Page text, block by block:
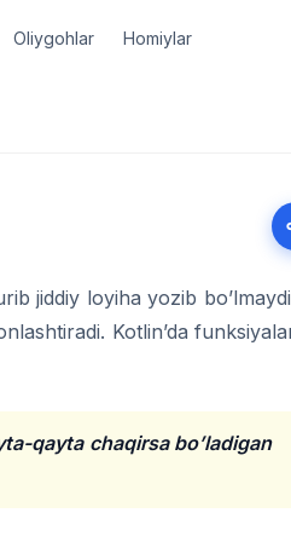
Oliygohlar Homiylar
jiddiy loyiha yozib
Kotlin’da
qayta chaqirsa bo’ladigan